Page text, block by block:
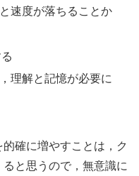
速度が落ちることか
理解と記憶が必要に
確に増やすことは，ク
と思うので，無意識に